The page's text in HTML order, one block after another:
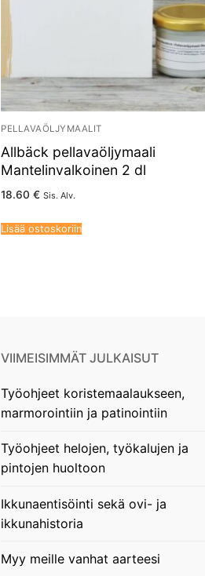
PELLAVAÖLJYMAALIT
Allbäck pellavaöljymaali
Mantelinvalkoinen 2 dl
18.60 € Sis. Alv.
Lisää ostoskoriin
VIIMEISIMMÄT JULKAISUT
Työohjeet koristemaalaukseen,
marmorointiin ja patinointiin
Työohjeet helojen, työkalujen ja
pintojen huoltoon
Ikkunaentisöinti sekä ovi- ja
ikkunahistoria
Myy meille vanhat aarteesi